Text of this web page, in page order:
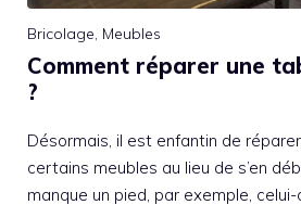
Bricolage, Meubles
Comment réparer une
?
Désormais, il est enfantin de
certains meubles au lieu de s’en
manque un pied, par exemple,